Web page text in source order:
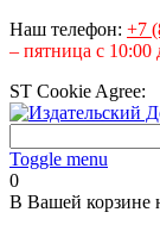
Наш телефон: +7
– пятница с 10:00
ST Cookie Agree:
Toggle menu
0
В Вашей корзине